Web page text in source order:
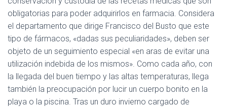
obligatorias para poder adquirirlos en farmacia. Considera
el departamento que dirige Francisco del Busto que este
tipo de fármacos, «dadas sus peculiaridades», deben ser
objeto de un seguimiento especial «en aras de evitar una
utilización indebida de los mismos». Como cada año, con
la llegada del buen tiempo y las altas temperaturas, llega
también la preocupación por lucir un cuerpo bonito en la
playa o la piscina. Tras un duro invierno cargado de